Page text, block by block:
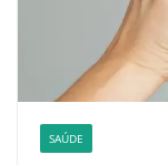
SAÚDE